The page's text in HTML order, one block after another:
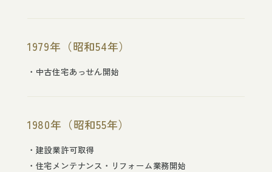
1979年（昭和54年）
中古住宅あっせん開始
1980年（昭和55年）
建設業許可取得
住宅メンテナンス・リフォーム業務開始